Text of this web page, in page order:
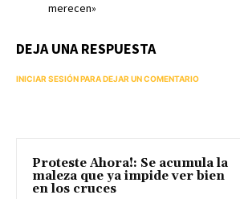
merecen»
DEJA UNA RESPUESTA
INICIAR SESIÓN PARA DEJAR UN COMENTARIO
Proteste Ahora!: Se acumula la
maleza que ya impide ver bien
en los cruces